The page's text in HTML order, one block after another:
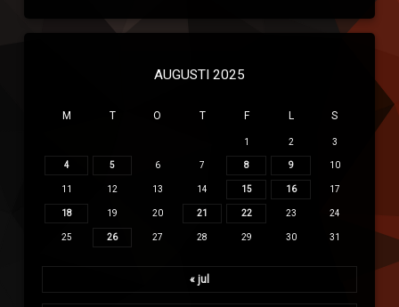
AUGUSTI 2025
M T O T F L S
1 2 3
4 5 6 7 8 9 10
11 12 13 14 15 16 17
18 19 20 21 22 23 24
25 26 27 28 29 30 31
« jul